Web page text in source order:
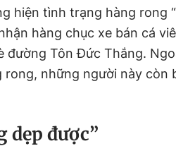
hiện tình trạng hàng rong
hàng chục xe bán cá
đường Tôn Đức Thắng.
những người này còn
dẹp được”